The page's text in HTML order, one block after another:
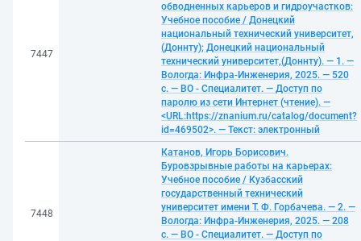
7447
обводненных карьеров и гидроучастков:
Учебное пособие / Донецкий
национальный технический университет,
(Доннту); Донецкий национальный
технический университет,(Доннту). — 1. —
Вологда: Инфра-Инженерия, 2025. — 520
с. — ВО - Специалитет. — Доступ по
паролю из сети Интернет (чтение). —
<URL:https://znanium.ru/catalog/document?
id=469502>. — Текст: электронный
7448
Катанов, Игорь Борисович.
Буровзрывные работы на карьерах:
Учебное пособие / Кузбасский
государственный технический
университет имени Т. Ф. Горбачева. — 2. —
Вологда: Инфра-Инженерия, 2025. — 208
с. — ВО - Специалитет. — Доступ по